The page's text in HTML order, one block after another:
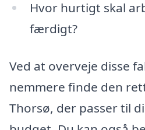
Hvor hurtigt skal
færdigt?
Ved at overveje disse
nemmere finde den
Thorsø, der passer til